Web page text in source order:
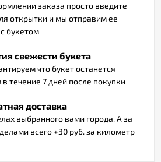
заказа просто введите
открытки и мы отправим ее
букетом
свежести букета
что букет останется
течение 7 дней после покупки
доставка
выбранного вами города. А за
всего +30 руб. за километр